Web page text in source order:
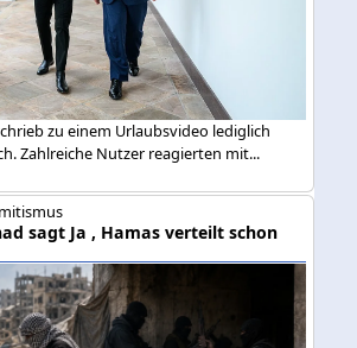
zu einem Urlaubsvideo lediglich
Zahlreiche Nutzer reagierten mit...
sagt Ja , Hamas verteilt schon